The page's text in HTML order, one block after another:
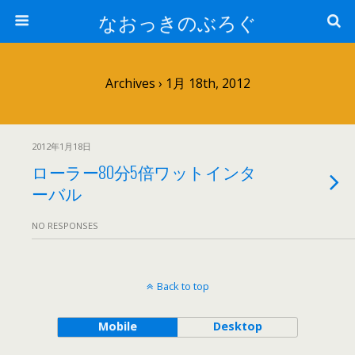
なおっきのぶろぐ
Archives › 1月 18th, 2012
2012年1月18日
ローラー80分5倍ワットインタ
ーバル
NO RESPONSES
Back to top
Mobile Desktop